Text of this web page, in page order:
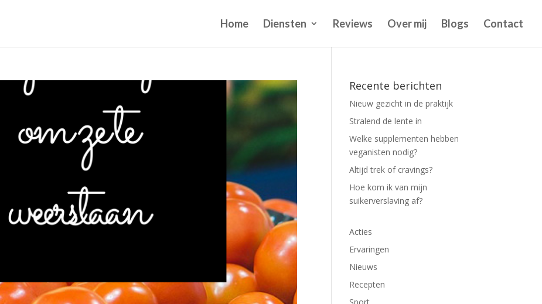
Home Diensten Reviews Over mij Blogs Contact
Recente berichten
Nieuw gezicht in de praktijk
Stralend de lente in
Welke supplementen hebben
veganisten nodig?
Altijd trek of cravings?
Hoe kom ik van mijn
suikerverslaving af?
Acties
Ervaringen
Nieuws
Recepten